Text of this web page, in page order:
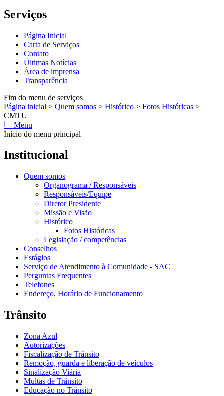
Serviços
Página Inicial
Carta de Serviços
Contato
Últimas Notícias
Área de imprensa
Transparência
Fim do menu de serviços
Página inicial > Quem somos > Histórico > Fotos Históricas >
CMTU
Menu
Início do menu principal
Institucional
Quem somos
Organograma / Responsáveis
Responsáveis/Equipe
Diretor Presidente
Missão e Visão
Histórico
Fotos Históricas
Legislação / competências
Conselhos
Estágios
Serviço de Atendimento à Comunidade - SAC
Perguntas Frequentes
Telefones
Endereço, Horário de Funcionamento
Trânsito
Zona Azul
Autorizações
Fiscalização de Trânsito
Remoção, guarda e liberação de veículos
Sinalização Viária
Multas de Trânsito
Educação no Trânsito